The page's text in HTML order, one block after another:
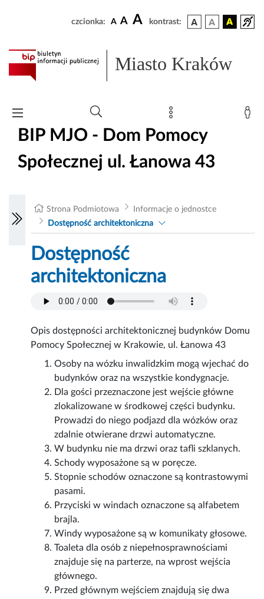
czcionka: A A A kontrast:
Miasto Kraków
BIP MJO - Dom Pomocy
Społecznej ul. Łanowa 43
Strona Podmiotowa
Informacje o jednostce
Dostępność architektoniczna
Dostępność
architektoniczna
Opis dostępności architektonicznej budynków Domu
Pomocy Społecznej w Krakowie, ul. Łanowa 43
Osoby na wózku inwalidzkim mogą wjechać do
budynków oraz na wszystkie kondygnacje.
Dla gości przeznaczone jest wejście główne
zlokalizowane w środkowej części budynku.
Prowadzi do niego podjazd dla wózków oraz
zdalnie otwierane drzwi automatyczne.
W budynku nie ma drzwi oraz tafli szklanych.
Schody wyposażone są w poręcze.
Stopnie schodów oznaczone są kontrastowymi
pasami.
Przyciski w windach oznaczone są alfabetem
brajla.
Windy wyposażone są w komunikaty głosowe.
Toaleta dla osób z niepełnosprawnościami
znajduje się na parterze, na wprost wejścia
głównego.
Przed głównym wejściem znajdują się dwa